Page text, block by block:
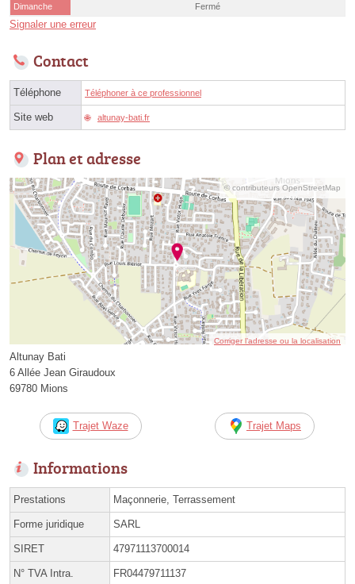
Dimanche
Fermé
Signaler une erreur
Contact
Téléphone Téléphoner à ce professionnel
Site web altunay-bati.fr
Plan et adresse
© contributeurs OpenStreetMap
Corriger l’adresse ou la localisation
Altunay Bati
6 Allée Jean Giraudoux
69780 Mions
Trajet Waze Trajet Maps
Informations
Prestations Maçonnerie, Terrassement
Forme juridique SARL
SIRET 47971113700014
N° TVA Intra. FR04479711137